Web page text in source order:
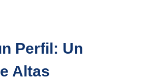
Perfil: Un
Altas